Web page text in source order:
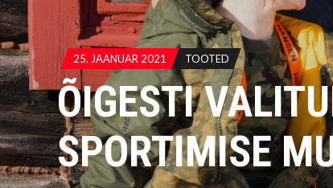
25. JAANUAR 2021 TOOTED
ÕIGESTI
SPORTIMISE